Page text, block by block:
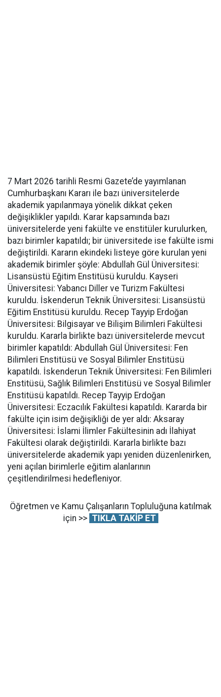
7 Mart 2026 tarihli Resmi Gazete’de yayımlanan
Cumhurbaşkanı Kararı ile bazı üniversitelerde
akademik yapılanmaya yönelik dikkat çeken
değişiklikler yapıldı. Karar kapsamında bazı
üniversitelerde yeni fakülte ve enstitüler kurulurken,
bazı birimler kapatıldı; bir üniversitede ise fakülte ismi
değiştirildi. Kararın ekindeki listeye göre kurulan yeni
akademik birimler şöyle: Abdullah Gül Üniversitesi:
Lisansüstü Eğitim Enstitüsü kuruldu. Kayseri
Üniversitesi: Yabancı Diller ve Turizm Fakültesi
kuruldu. İskenderun Teknik Üniversitesi: Lisansüstü
Eğitim Enstitüsü kuruldu. Recep Tayyip Erdoğan
Üniversitesi: Bilgisayar ve Bilişim Bilimleri Fakültesi
kuruldu. Kararla birlikte bazı üniversitelerde mevcut
birimler kapatıldı: Abdullah Gül Üniversitesi: Fen
Bilimleri Enstitüsü ve Sosyal Bilimler Enstitüsü
kapatıldı. İskenderun Teknik Üniversitesi: Fen Bilimleri
Enstitüsü, Sağlık Bilimleri Enstitüsü ve Sosyal Bilimler
Enstitüsü kapatıldı. Recep Tayyip Erdoğan
Üniversitesi: Eczacılık Fakültesi kapatıldı. Kararda bir
fakülte için isim değişikliği de yer aldı: Aksaray
Üniversitesi: İslami İlimler Fakültesinin adı İlahiyat
Fakültesi olarak değiştirildi. Kararla birlikte bazı
üniversitelerde akademik yapı yeniden düzenlenirken,
yeni açılan birimlerle eğitim alanlarının
çeşitlendirilmesi hedefleniyor.
Öğretmen ve Kamu Çalışanların Topluluğuna katılmak
için >> TIKLA TAKİP ET